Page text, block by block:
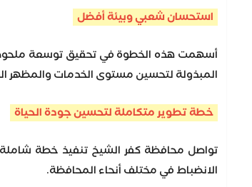
استحسان شعبي وبيئة أفضل
أسهمت هذه الخطوة في تحقيق توسعة ملحوظة
المبذولة لتحسين مستوى الخدمات والمظهر
خطة تطوير متكاملة لتحسين جودة الحياة
تواصل محافظة كفر الشيخ تنفيذ خطة شاملة
الانضباط في مختلف أنحاء المحافظة.